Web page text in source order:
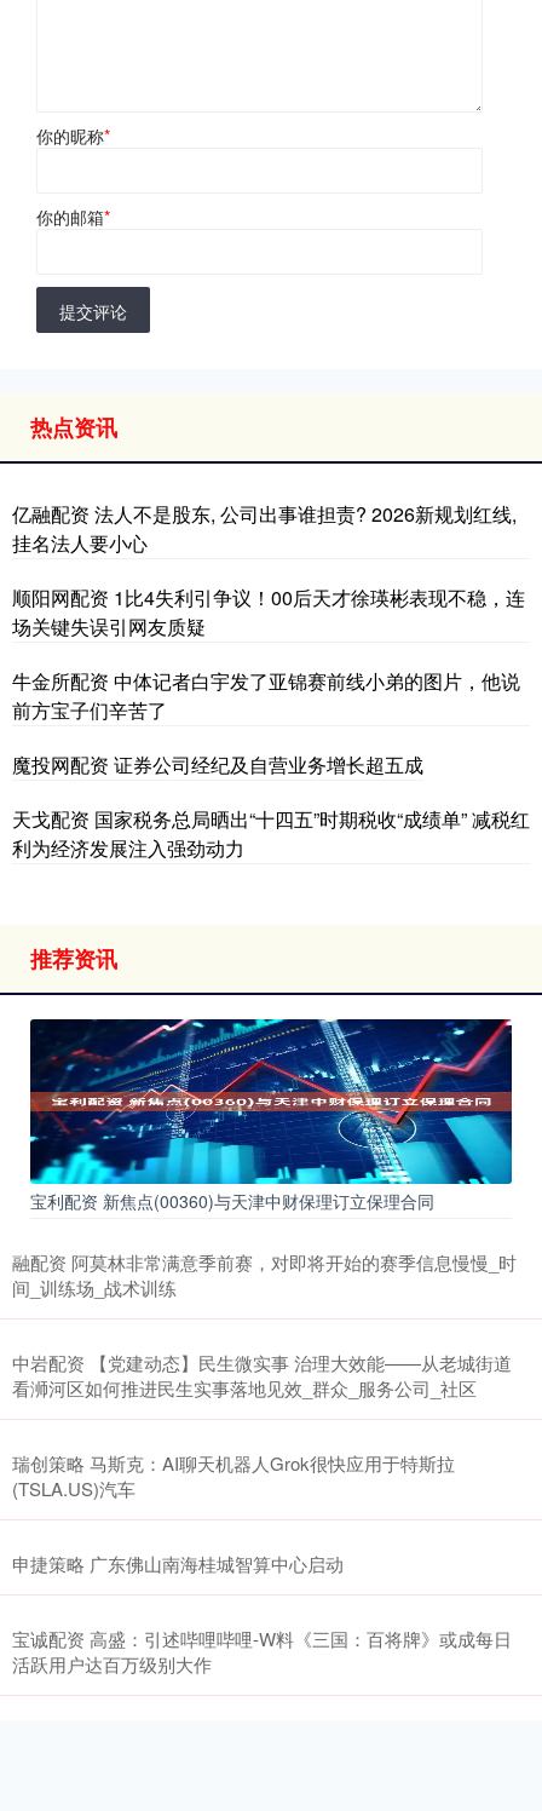
你的昵称*
你的邮箱*
提交评论
热点资讯
亿融配资 法人不是股东, 公司出事谁担责? 2026新规划红线,
挂名法人要小心
顺阳网配资 1比4失利引争议！00后天才徐瑛彬表现不稳，连
场关键失误引网友质疑
牛金所配资 中体记者白宇发了亚锦赛前线小弟的图片，他说
前方宝子们辛苦了
魔投网配资 证券公司经纪及自营业务增长超五成
天戈配资 国家税务总局晒出“十四五”时期税收“成绩单” 减税红
利为经济发展注入强劲动力
推荐资讯
宝利配资 新焦点(00360)与天津中财保理订立保理合同
融配资 阿莫林非常满意季前赛，对即将开始的赛季信息慢慢_时
间_训练场_战术训练
中岩配资 【党建动态】民生微实事 治理大效能——从老城街道
看浉河区如何推进民生实事落地见效_群众_服务公司_社区
瑞创策略 马斯克：AI聊天机器人Grok很快应用于特斯拉
(TSLA.US)汽车
申捷策略 广东佛山南海桂城智算中心启动
宝诚配资 高盛：引述哔哩哔哩-W料《三国：百将牌》或成每日
活跃用户达百万级别大作